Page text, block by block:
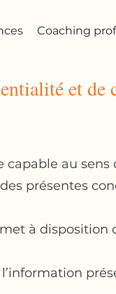
Coaching
et de
au sens
présentes
met à disposition